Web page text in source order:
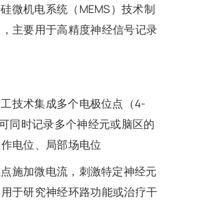
微机电系统（MEMS）技术制
主要用于高精度神经信号记录
技术集成多个电极位点（4-
同时记录多个神经元或脑区的
电位、局部场电位
施加微电流，刺激特定神经元
于研究神经环路功能或治疗干